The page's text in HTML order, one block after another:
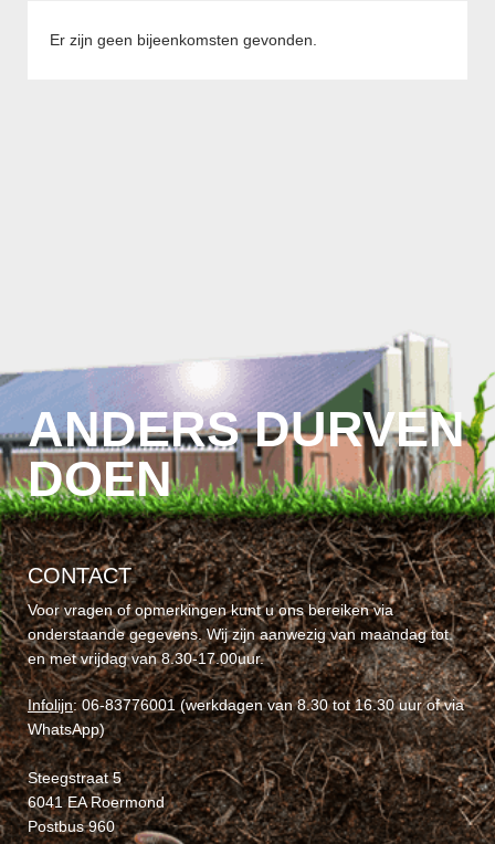
Er zijn geen bijeenkomsten gevonden.
ANDERS DURVEN
DOEN
CONTACT
Voor vragen of opmerkingen kunt u ons bereiken via
onderstaande gegevens. Wij zijn aanwezig van maandag tot
en met vrijdag van 8.30-17.00uur.
Infolijn: 06-83776001 (werkdagen van 8.30 tot 16.30 uur of via
WhatsApp)
Steegstraat 5
6041 EA Roermond
Postbus 960